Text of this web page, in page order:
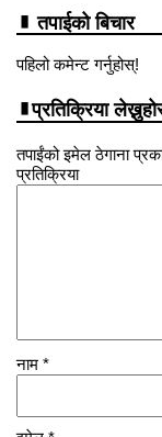
तपाईको बिचार
पहिलो कमेन्ट गर्नुहोस्!
प्रतिक्रिया
तपाईंको इमेल ठेगाना
प्रतिक्रिया
नाम *